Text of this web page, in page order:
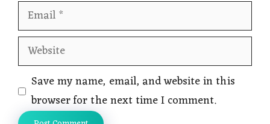
Email
Website
Save my name, email, and website in this
browser for the next time I comment.